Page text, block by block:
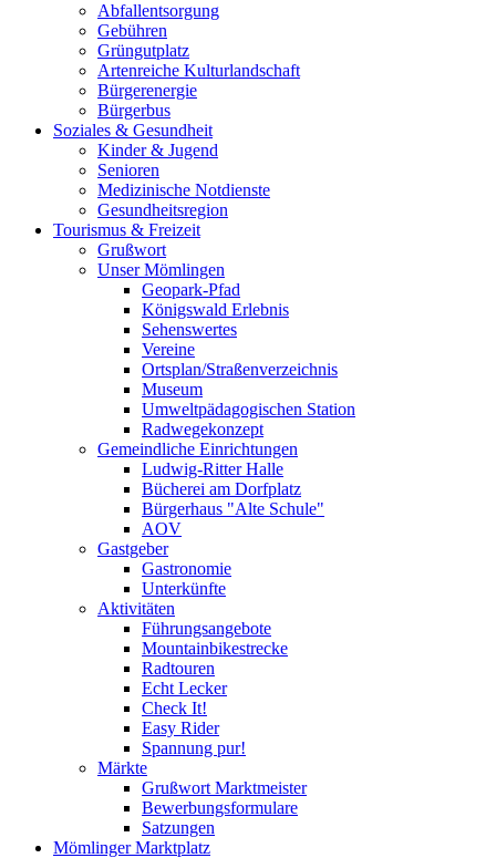
Abfallentsorgung
Gebühren
Grüngutplatz
Artenreiche Kulturlandschaft
Bürgerenergie
Bürgerbus
Soziales & Gesundheit
Kinder & Jugend
Senioren
Medizinische Notdienste
Gesundheitsregion
Tourismus & Freizeit
Grußwort
Unser Mömlingen
Geopark-Pfad
Königswald Erlebnis
Sehenswertes
Vereine
Ortsplan/Straßenverzeichnis
Museum
Umweltpädagogischen Station
Radwegekonzept
Gemeindliche Einrichtungen
Ludwig-Ritter Halle
Bücherei am Dorfplatz
Bürgerhaus "Alte Schule"
AOV
Gastgeber
Gastronomie
Unterkünfte
Aktivitäten
Führungsangebote
Mountainbikestrecke
Radtouren
Echt Lecker
Check It!
Easy Rider
Spannung pur!
Märkte
Grußwort Marktmeister
Bewerbungsformulare
Satzungen
Mömlinger Marktplatz